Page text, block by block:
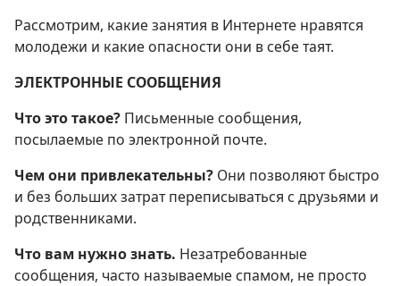
Рассмотрим, какие занятия в Интернете нравятся
молодежи и какие опасности они в себе таят.
ЭЛЕКТРОННЫЕ СООБЩЕНИЯ
Что это такое? Письменные сообщения,
посылаемые по электронной почте.
Чем они привлекательны? Они позволяют быстро
и без больших затрат переписываться с друзьями и
родственниками.
Что вам нужно знать. Незатребованные
сообщения, часто называемые спамом, не просто